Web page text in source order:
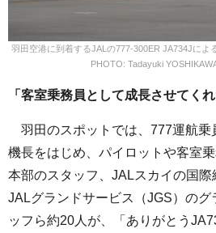
羽田空港に到着するJALの777-300ER JA734Jによ
PHOTO: Tadayuki
「客室乗務員として成長させてくれ
羽田のスポットでは、777運航乗
機長をはじめ、パイロットや客室
本部のスタッフ、JALスカイの国際
JALグランドサービス（JGS）のグ
ッフら約20人が、「ありがとう